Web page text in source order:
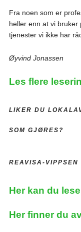
Fra noen som er
heller enn at vi
tjenester vi ikke har
Øyvind Jonassen
Les flere
LIKER DU
SOM GJØRES?
REAVISA-
Her kan du
Her finner du